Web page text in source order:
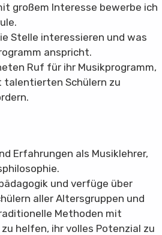
großem Interesse bewerbe ich
Stelle interessieren und was
anspricht.
Ruf für ihr Musikprogramm,
talentierten Schülern zu
Erfahrungen als Musiklehrer,
und verfüge über
aller Altersgruppen und
Methoden mit
helfen, ihr volles Potenzial zu